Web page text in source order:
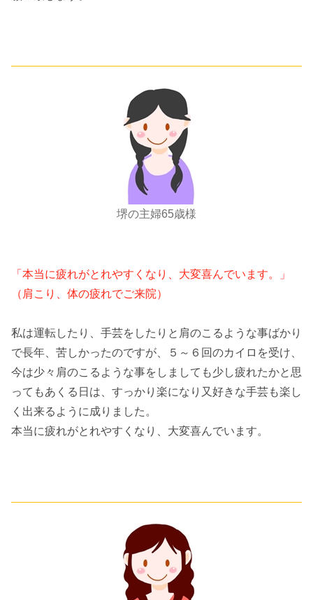
堺の主婦65歳様
「本当に疲れがとれやすくなり、大変喜んでいます。」
（肩こり、体の疲れでご来院）
私は運転したり、手芸をしたりと肩のこるような事ばかり
で長年、苦しかったのですが、５～６回のカイロを受け、
今は少々肩のこるような事をしましても少し疲れたかと思
ってもあくる日は、すっかり楽になり又好きな手芸も楽し
く出来るように成りました。
本当に疲れがとれやすくなり、大変喜んでいます。